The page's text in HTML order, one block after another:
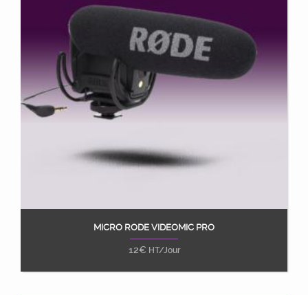
Ajouter au panier
MICRO RODE VIDEOMIC PRO
12€ HT/Jour